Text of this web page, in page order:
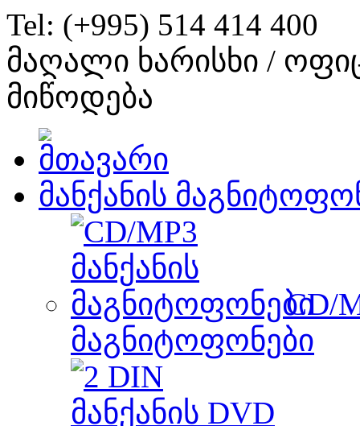
Tel: (+995) 514 414 400
მაღალი ხარისხი /
მიწოდება
მანქანის
CD/
მაგნიტოფონები